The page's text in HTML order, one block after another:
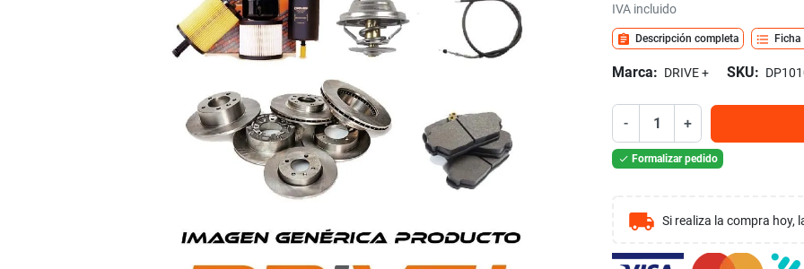
IVA incluido
assignment Descripción completa format_list_bulleted Ficha
Marca: DRIVE + SKU:
- +
 Formalizar pedido
local_shipping Si realiza la compra hoy,